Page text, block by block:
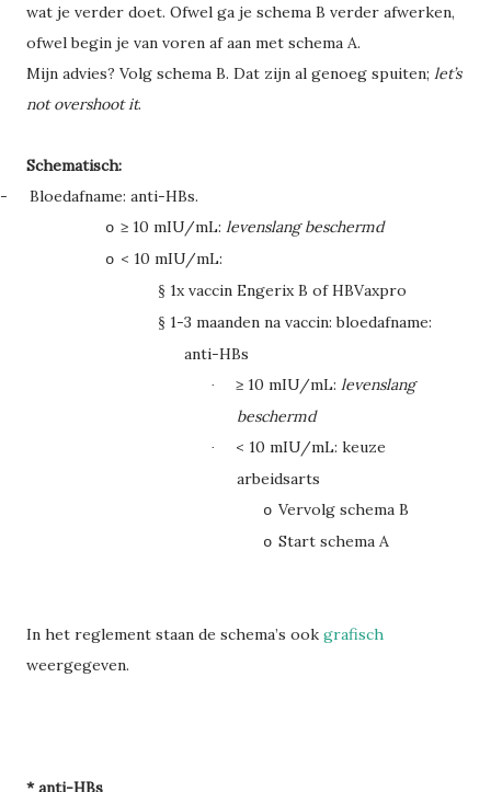
wat je verder doet. Ofwel ga je schema B verder afwerken,
ofwel begin je van voren af aan met schema A.
Mijn advies? Volg schema B. Dat zijn al genoeg spuiten; let’s
not overshoot it.
Schematisch:
-
Bloedafname: anti-HBs.
o ≥ 10 mIU/mL: levenslang beschermd
o < 10 mIU/mL:
§ 1x vaccin Engerix B of HBVaxpro
§ 1-3 maanden na vaccin: bloedafname:
anti-HBs
· ≥ 10 mIU/mL: levenslang
beschermd
·
< 10 mIU/mL: keuze
arbeidsarts
o Vervolg schema B
o Start schema A
In het reglement staan de schema’s ook grafisch
weergegeven.
* anti-HBs